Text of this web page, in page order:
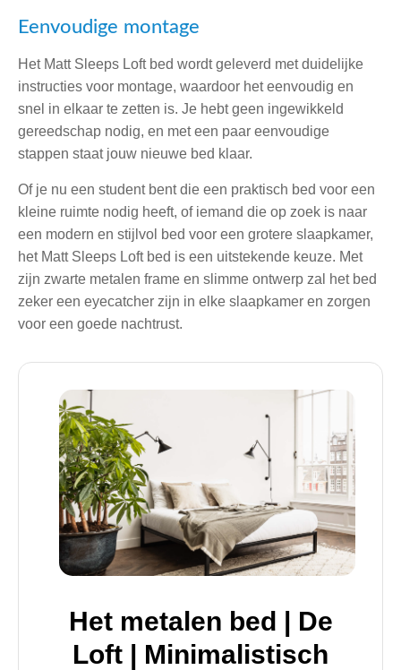
Eenvoudige montage
Het Matt Sleeps Loft bed wordt geleverd met duidelijke
instructies voor montage, waardoor het eenvoudig en
snel in elkaar te zetten is. Je hebt geen ingewikkeld
gereedschap nodig, en met een paar eenvoudige
stappen staat jouw nieuwe bed klaar.
Of je nu een student bent die een praktisch bed voor een
kleine ruimte nodig heeft, of iemand die op zoek is naar
een modern en stijlvol bed voor een grotere slaapkamer,
het Matt Sleeps Loft bed is een uitstekende keuze. Met
zijn zwarte metalen frame en slimme ontwerp zal het bed
zeker een eyecatcher zijn in elke slaapkamer en zorgen
voor een goede nachtrust.
Het metalen bed | De
Loft | Minimalistisch